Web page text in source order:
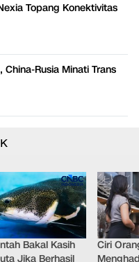
Topang Konektivitas
Rusia Minati Trans
Bakal Kasih
Jika Berhasil
Ciri